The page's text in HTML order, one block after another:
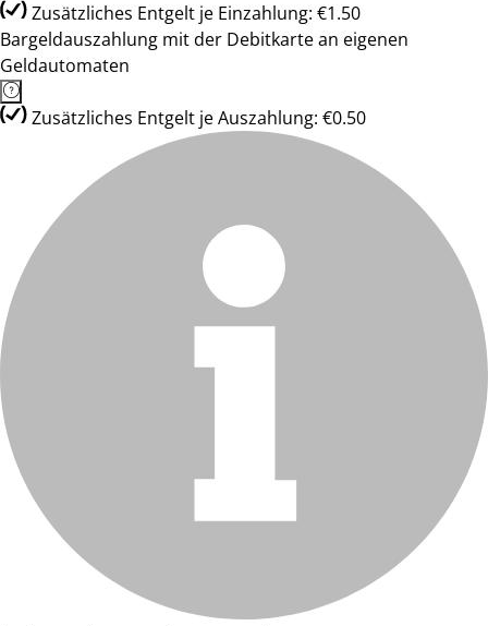
Zusätzliches Entgelt je Einzahlung: €1.50
Bargeldauszahlung mit der Debitkarte an eigenen
Geldautomaten
Zusätzliches Entgelt je Auszahlung: €0.50